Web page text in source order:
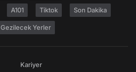
A101 Tiktok Son Dakika
Gezilecek Yerler
Kariyer